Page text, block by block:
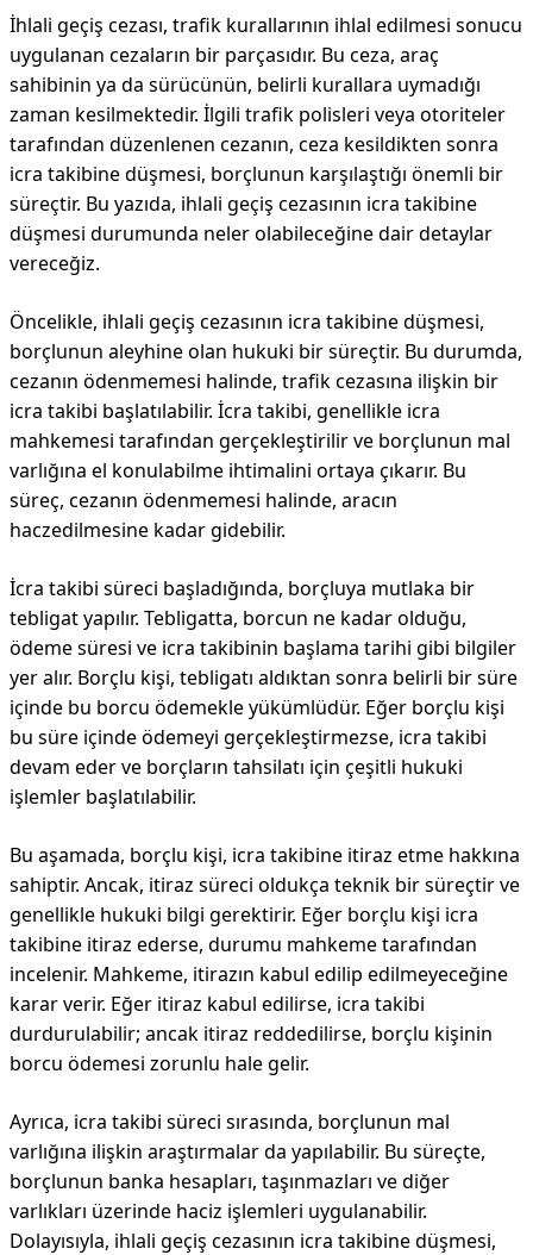
İhlali geçiş cezası, trafik kurallarının ihlal edilmesi sonucu
uygulanan cezaların bir parçasıdır. Bu ceza, araç
sahibinin ya da sürücünün, belirli kurallara uymadığı
zaman kesilmektedir. İlgili trafik polisleri veya otoriteler
tarafından düzenlenen cezanın, ceza kesildikten sonra
icra takibine düşmesi, borçlunun karşılaştığı önemli bir
süreçtir. Bu yazıda, ihlali geçiş cezasının icra takibine
düşmesi durumunda neler olabileceğine dair detaylar
vereceğiz.
Öncelikle, ihlali geçiş cezasının icra takibine düşmesi,
borçlunun aleyhine olan hukuki bir süreçtir. Bu durumda,
cezanın ödenmemesi halinde, trafik cezasına ilişkin bir
icra takibi başlatılabilir. İcra takibi, genellikle icra
mahkemesi tarafından gerçekleştirilir ve borçlunun mal
varlığına el konulabilme ihtimalini ortaya çıkarır. Bu
süreç, cezanın ödenmemesi halinde, aracın
haczedilmesine kadar gidebilir.
İcra takibi süreci başladığında, borçluya mutlaka bir
tebligat yapılır. Tebligatta, borcun ne kadar olduğu,
ödeme süresi ve icra takibinin başlama tarihi gibi bilgiler
yer alır. Borçlu kişi, tebligatı aldıktan sonra belirli bir süre
içinde bu borcu ödemekle yükümlüdür. Eğer borçlu kişi
bu süre içinde ödemeyi gerçekleştirmezse, icra takibi
devam eder ve borçların tahsilatı için çeşitli hukuki
işlemler başlatılabilir.
Bu aşamada, borçlu kişi, icra takibine itiraz etme hakkına
sahiptir. Ancak, itiraz süreci oldukça teknik bir süreçtir ve
genellikle hukuki bilgi gerektirir. Eğer borçlu kişi icra
takibine itiraz ederse, durumu mahkeme tarafından
incelenir. Mahkeme, itirazın kabul edilip edilmeyeceğine
karar verir. Eğer itiraz kabul edilirse, icra takibi
durdurulabilir; ancak itiraz reddedilirse, borçlu kişinin
borcu ödemesi zorunlu hale gelir.
Ayrıca, icra takibi süreci sırasında, borçlunun mal
varlığına ilişkin araştırmalar da yapılabilir. Bu süreçte,
borçlunun banka hesapları, taşınmazları ve diğer
varlıkları üzerinde haciz işlemleri uygulanabilir.
Dolayısıyla, ihlali geçiş cezasının icra takibine düşmesi,